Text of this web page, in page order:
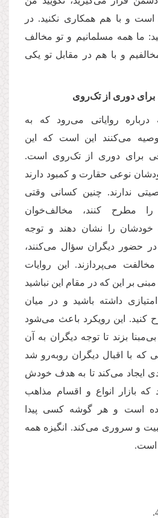
و با هم همکاری نکنید. در
ما همه مسلمانیم و تو مخالف
و با هم در مقابل تو یکی
برای دوری از تک‌روی
درباره روایاتی می‌رود که به
می‌کنند این است که این
برای دوری از تک‌روی است.
نوعی حقارت و کمبود دارند
ندارند. چنین کسانی وقتی
مطرح کنند، مخالف‌خوان
خودشان را نشان دهند و توجه
در حضور دیگران سؤال می‌کنند،
می‌پردازند. این روایات
بر این که در مقام این نباشید
داشته باشید و در میان
کنید. این رویکرد باعث می‌شود
بزند تا توجه دیگران به آن
با اقبال دیگران روبه‌رو شد
ایجاد می‌کند تا به هدف خودش
که بازار انواع و اقسام مذاهب
است و هر گوشه‌ کسی پیدا
و سروری می‌کند. انگیزه همه
است.